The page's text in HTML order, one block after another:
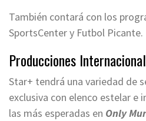
También contará con los
SportsCenter y Futbol Picante.
Producciones
Star+ tendrá una variedad de
exclusiva con elenco estelar e
las más esperadas en Only